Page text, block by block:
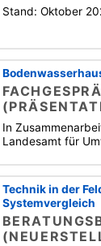
Stand: Oktober
In
Landesamt für
Technik in der
Systemvergleich